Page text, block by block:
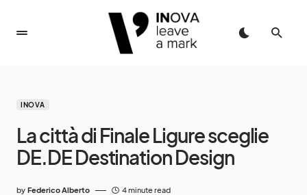
INOVA
La città di Finale Ligure sceglie
DE.DE Destination Design
by Federico Alberto 4 minute read